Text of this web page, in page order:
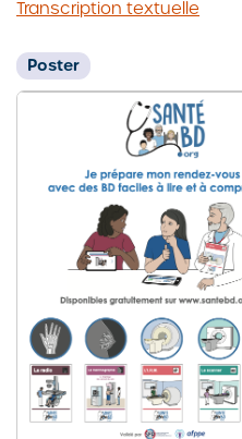
Transcription textuelle
Poster